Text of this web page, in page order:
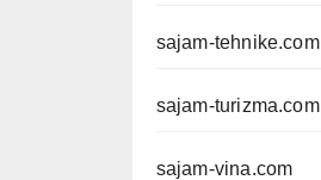
sajam-tehnike.com
sajam-turizma.com
sajam-vina.com